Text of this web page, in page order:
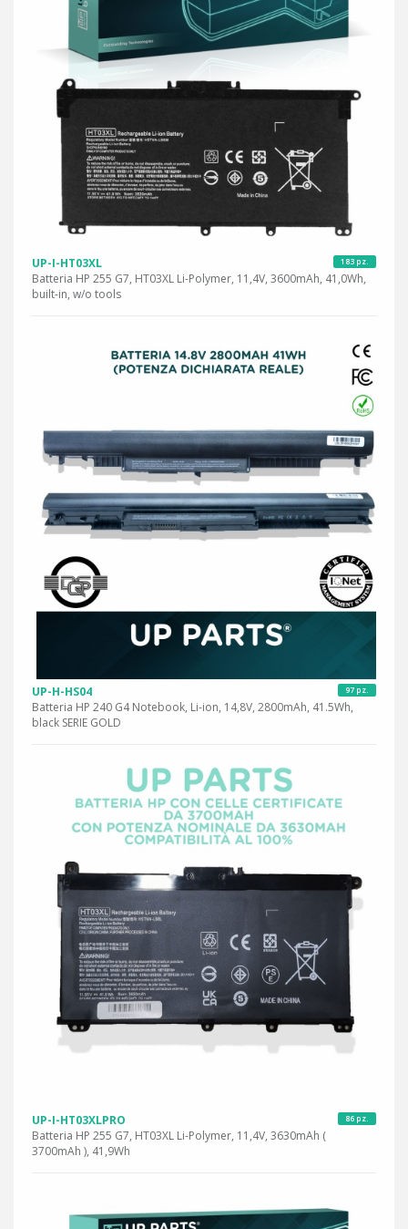
183 pz.
UP-I-HT03XL
Batteria HP 255 G7, HT03XL Li-Polymer, 11,4V, 3600mAh, 41,0Wh,
built-in, w/o tools
97 pz.
UP-H-HS04
Batteria HP 240 G4 Notebook, Li-ion, 14,8V, 2800mAh, 41.5Wh,
black SERIE GOLD
86 pz.
UP-I-HT03XLPRO
Batteria HP 255 G7, HT03XL Li-Polymer, 11,4V, 3630mAh (
3700mAh ), 41,9Wh